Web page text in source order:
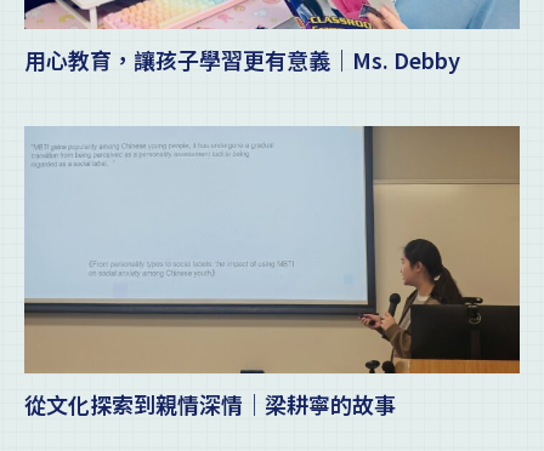
用心教育，讓孩子學習更有意義｜Ms. Debby
從文化探索到親情深情｜梁耕寧的故事